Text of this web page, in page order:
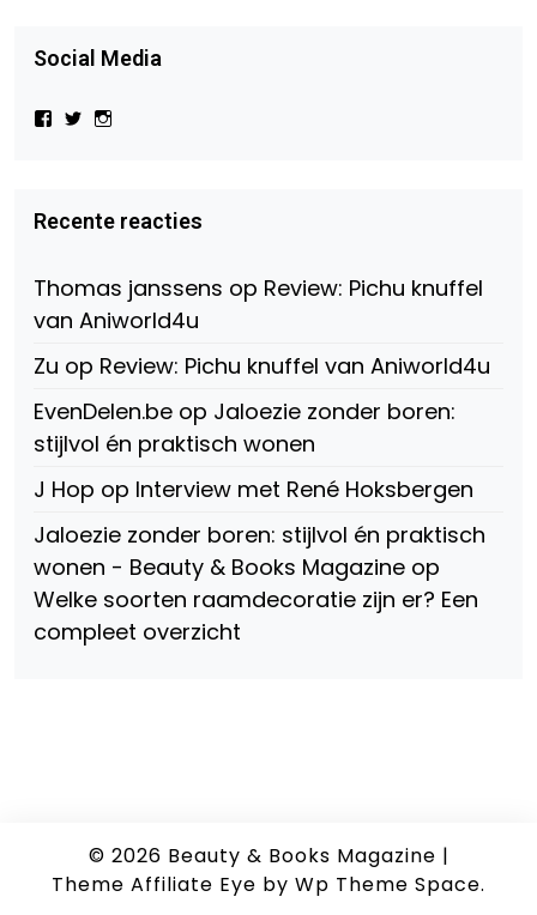
Social Media
Bekijk
Beauty-
147775071915783/?
Facebook
Bekijk
op
Twitter
op
Instagram
Recente reacties
Thomas janssens op Review: Pichu knuffel
van Aniworld4u
Zu op Review: Pichu knuffel van Aniworld4u
EvenDelen.be op Jaloezie zonder boren:
stijlvol én praktisch wonen
J Hop op Interview met René Hoksbergen
Jaloezie zonder boren: stijlvol én praktisch
wonen - Beauty & Books Magazine op
Welke soorten raamdecoratie zijn er? Een
compleet overzicht
© 2026 Beauty & Books Magazine |
Theme Affiliate Eye by Wp Theme Space.